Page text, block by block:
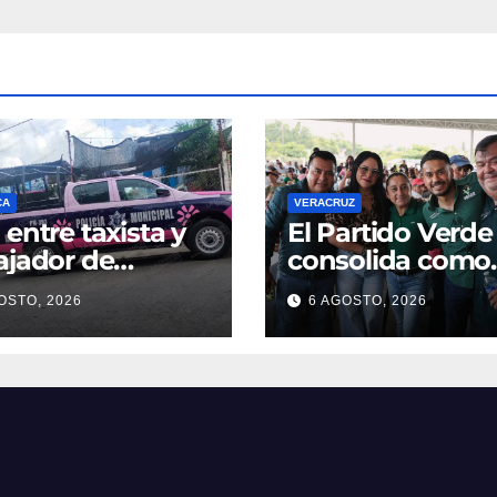
entre taxista y
de
moviliza
en Poza
2026
VERACRUZ
​El Partido Verde
consolida como
fuerza
en la zona norte
Veracruz
6 AGOSTO, 2026